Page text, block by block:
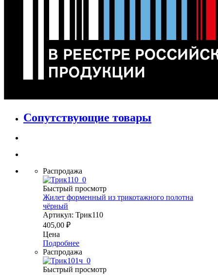
Сопутствующие товары
Распродажа
Быстрый просмотр
Жилет форменный из трикотажного полотна
чёрный
Артикул: Трик110
405,00 ₽
Цена
Подробнее
Распродажа
Быстрый просмотр